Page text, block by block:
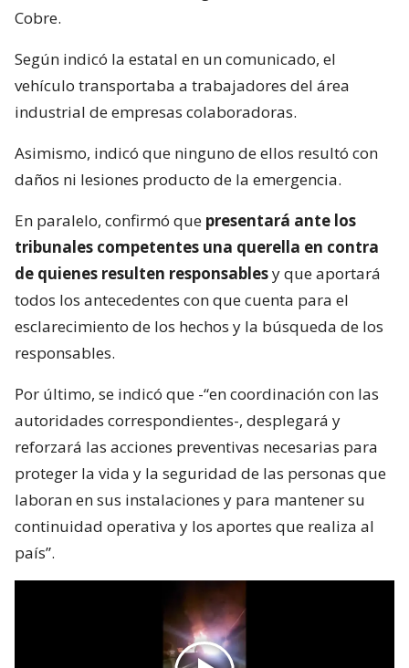
Cobre.
Según indicó la estatal en un comunicado, el
vehículo transportaba a trabajadores del área
industrial de empresas colaboradoras.
Asimismo, indicó que ninguno de ellos resultó con
daños ni lesiones producto de la emergencia.
En paralelo, confirmó que presentará ante los
tribunales competentes una querella en contra
de quienes resulten responsablesy que aportará
todos los antecedentes con que cuenta para el
esclarecimiento de los hechos y la búsqueda de los
responsables.
Por último, se indicó que -“en coordinación con las
autoridades correspondientes-, desplegará y
reforzará las acciones preventivas necesarias para
proteger la vida y la seguridad de las personas que
laboran en sus instalaciones y para mantener su
continuidad operativa y los aportes que realiza al
país”.